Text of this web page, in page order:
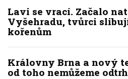
Lavi se vrací. Začalo
Vyšehradu, tvůrci
kořenům
Královny Brna a nový
od toho nemůžeme